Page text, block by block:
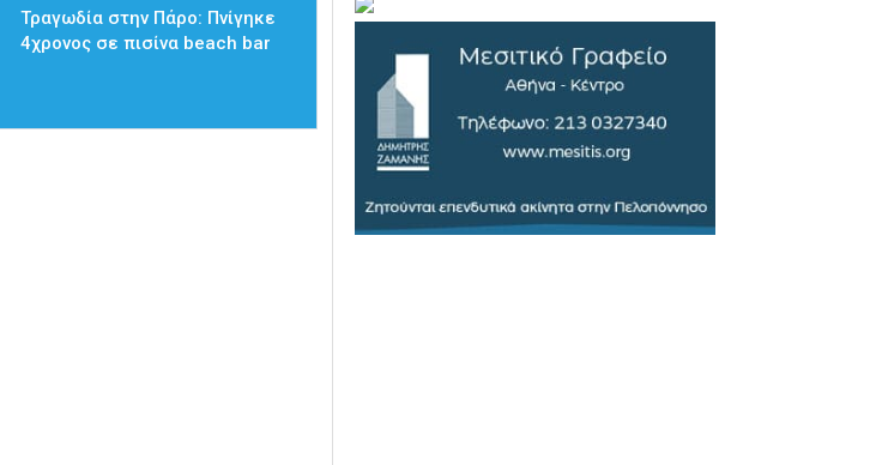
Τραγωδία στην Πάρο: Πνίγηκε
4χρονος σε πισίνα beach bar